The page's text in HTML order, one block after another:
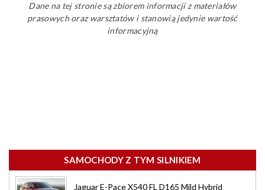
Dane na tej stronie są zbiorem informacji z materiałów
prasowych oraz warsztatów i stanowią jedynie wartość
informacyjną
SAMOCHODY Z TYM SILNIKIEM
Jaguar E-Pace X540 FL D165 Mild Hybrid